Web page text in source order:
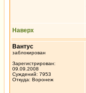
Наверх
Вантус
заблокирован
Зарегистрирован:
09.09.2008
Суждений: 7953
Откуда: Воронеж